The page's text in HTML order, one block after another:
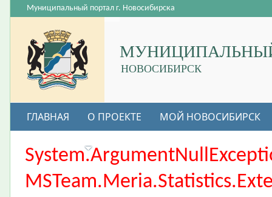
НОВОСИБИРСК
Муниципальный портал г. Новосибирска
ГЛАВНАЯ О ПРОЕКТЕ МОЙ НОВОСИБИРСК
ВАКАНСИИ